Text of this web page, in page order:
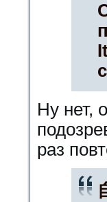
Ну нет,
раз